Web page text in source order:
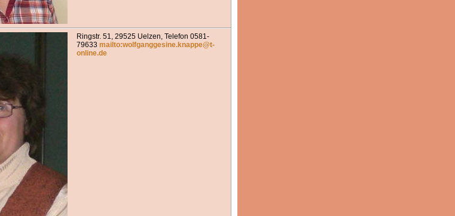
Ringstr. 51, 29525 Uelzen, Telefon 0581-
79633 mailto:wolfganggesine.knappe@t-
online.de